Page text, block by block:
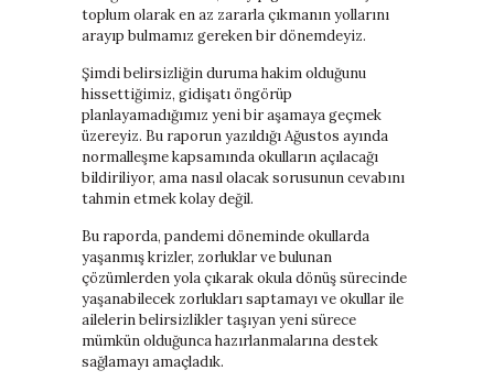
toplum olarak en az zararla çıkmanın yollarını
arayıp bulmamız gereken bir dönemdeyiz.
Şimdi belirsizliğin duruma hakim olduğunu
hissettiğimiz, gidişatı öngörüp
planlayamadığımız yeni bir aşamaya geçmek
üzereyiz. Bu raporun yazıldığı Ağustos ayında
normalleşme kapsamında okulların açılacağı
bildiriliyor, ama nasıl olacak sorusunun cevabını
tahmin etmek kolay değil.
Bu raporda, pandemi döneminde okullarda
yaşanmış krizler, zorluklar ve bulunan
çözümlerden yola çıkarak okula dönüş sürecinde
yaşanabilecek zorlukları saptamayı ve okullar ile
ailelerin belirsizlikler taşıyan yeni sürece
mümkün olduğunca hazırlanmalarına destek
sağlamayı amaçladık.